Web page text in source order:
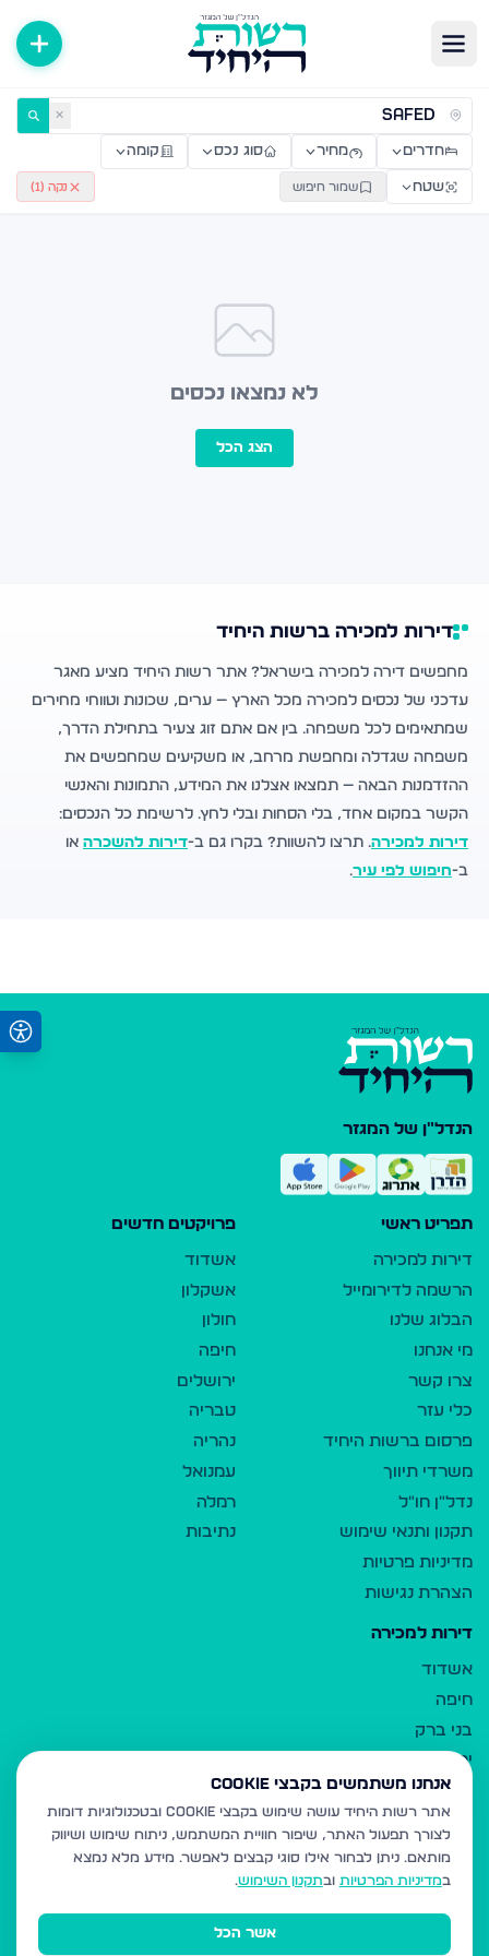
דירות למכירה ולהשכרה — רשות היחיד ✕
חדרים מחיר סוג נכס קומה
שטח שמור חיפוש נקה ( 1
)
לא נמצאו נכסים
הצג הכל
דירות למכירה ברשות היחיד
מחפשים דירה למכירה בישראל? אתר רשות היחיד מציע מאגר
עדכני של נכסים למכירה מכל הארץ — ערים, שכונות וטווחי מחירים
שמתאימים לכל משפחה. בין אם אתם זוג צעיר בתחילת הדרך,
משפחה שגדלה ומחפשת מרחב, או משקיעים שמחפשים את
ההזדמנות הבאה — תמצאו אצלנו את המידע, התמונות והאנשי
הקשר במקום אחד, בלי הסחות ובלי לחץ. לרשימת כל הנכסים:
דירות למכירה. תרצו להשוות? בקרו גם ב-דירות להשכרה או
ב-חיפוש לפי עיר.
הנדל"ן של המגזר
תפריט ראשי
דירות למכירה
הרשמה לדירומייל
הבלוג שלנו
מי אנחנו
צרו קשר
כלי עזר
פרסום ברשות היחיד
משרדי תיווך
נדל"ן חו"ל
תקנון ותנאי שימוש
מדיניות פרטיות
הצהרת נגישות
פרויקטים חדשים
אשדוד
אשקלון
חולון
חיפה
ירושלים
טבריה
נהריה
עמנואל
רמלה
נתיבות
דירות למכירה
אשדוד
חיפה
בני ברק
ירושלים
אלעד
גבעת זאב
בית שמש
רכסים
מודיעין עילית
אנחנו משתמשים בקבצי Cookie
אתר רשות היחיד עושה שימוש בקבצי Cookie ובטכנולוגיות דומות
לצורך תפעול האתר, שיפור חוויית המשתמש, ניתוח שימוש ושיווק
מותאם. ניתן לבחור אילו סוגי קבצים לאפשר. מידע מלא נמצא
במדיניות הפרטיות ובתקנון השימוש.
אשר הכל